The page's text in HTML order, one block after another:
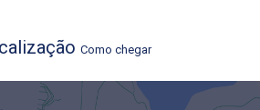
Como chegar